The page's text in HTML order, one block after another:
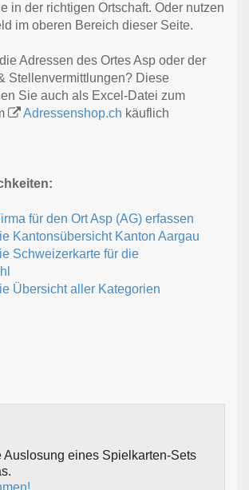
in der richtigen Ortschaft. Oder nutzen
im oberen Bereich dieser Seite.
Adressen des Ortes Asp oder der
Stellenvermittlungen? Diese
Sie auch als Excel-Datei zum
Adressenshop.ch käuflich
für den Ort Asp (AG) erfassen
Kantonsübersicht Kanton Aargau
Schweizerkarte für die
Übersicht aller Kategorien
Auslosung eines Spielkarten-Sets